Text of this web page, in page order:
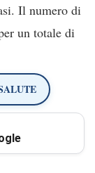
Il numero di
un totale di